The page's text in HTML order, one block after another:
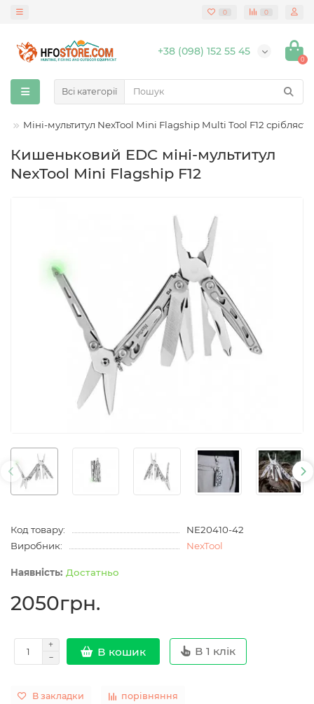
0 0
+38 (098) 152 55 45
0
Всі категорії
Міні-мультитул NexTool Mini Flagship Multi Tool F12
Кишеньковий EDC міні-мультитул
NexTool Mini Flagship F12
Код товару:
NE20410-42
Виробник:
NexTool
Достатньо
2050грн.
В кошик В 1 клік
В закладки порівняння